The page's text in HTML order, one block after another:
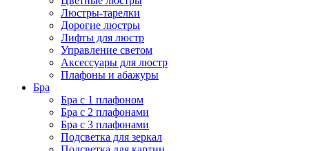
Люстры-тарелки
Дорогие люстры
Лифты для люстр
Управление светом
Аксессуары для люстр
Плафоны и абажуры
Бра
Бра с 1 плафоном
Бра с 2 плафонами
Бра с 3 плафонами
Подсветка для зеркал